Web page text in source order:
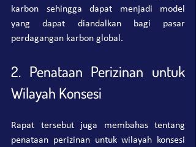
karbon sehingga dapat menjadi model
yang dapat diandalkan bagi pasar
perdagangan karbon global.
2. Penataan Perizinan untuk
Wilayah Konsesi
Rapat tersebut juga membahas tentang
penataan perizinan untuk wilayah konsesi